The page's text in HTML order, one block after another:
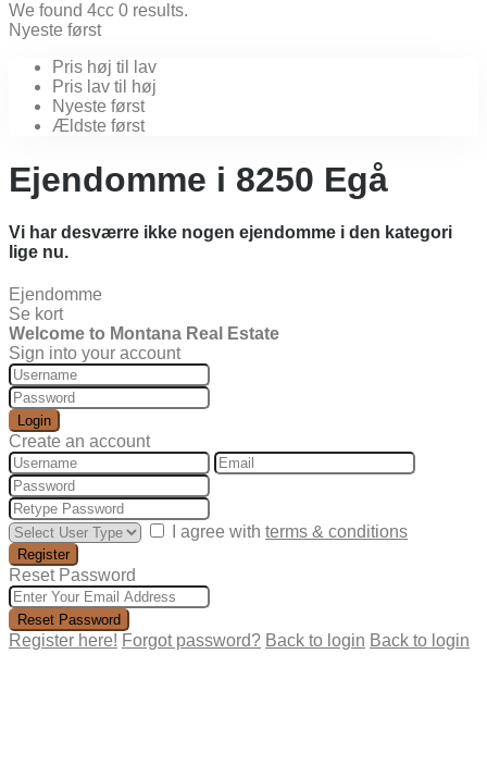
We found 4cc 0 results.
Nyeste først
Pris høj til lav
Pris lav til høj
Nyeste først
Ældste først
Ejendomme i 8250 Egå
Vi har desværre ikke nogen ejendomme i den kategori
lige nu.
Ejendomme
Se kort
Welcome to Montana Real Estate
Sign into your account
Login
Create an account
I agree with terms & conditions
Register
Reset Password
Reset Password
Register here! Forgot password? Back to login Back to login